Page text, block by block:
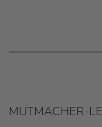
MUTMACHER-